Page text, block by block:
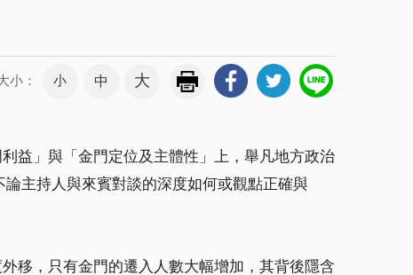
小： 小 中 大
益」與「金門定位及主體性」上，舉凡地方政治
主持人與來賓對談的深度如何或觀點正確與
移，只有金門的遷入人數大幅增加，其背後隱含